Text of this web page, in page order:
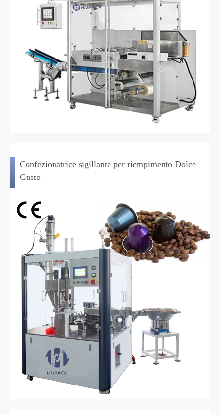
Confezionatrice sigillante per riempimento Dolce
Gusto